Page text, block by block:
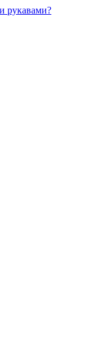
рукавами?